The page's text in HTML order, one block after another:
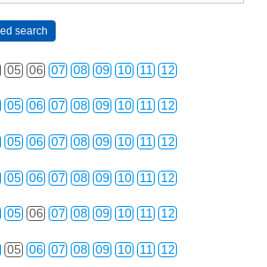
05 06 07 08 09 10 11 12
05 06 07 08 09 10 11 12
05 06 07 08 09 10 11 12
05 06 07 08 09 10 11 12
05 06 07 08 09 10 11 12
05 06 07 08 09 10 11 12